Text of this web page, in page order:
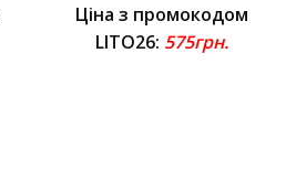
Ціна з промокодом
LITO26: 575грн.